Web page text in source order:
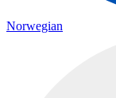
Norwegian